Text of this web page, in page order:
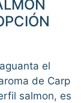
el
de Carp
salmon, es